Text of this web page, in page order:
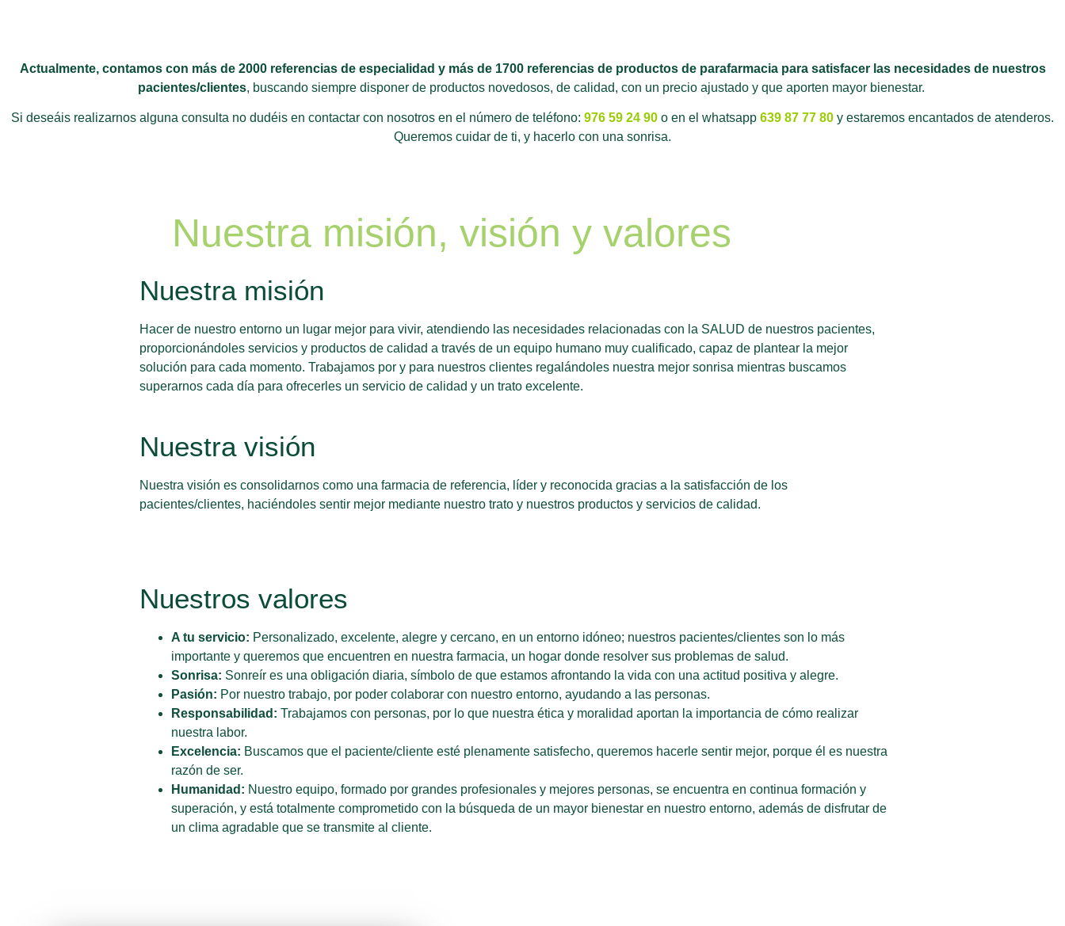
Actualmente, contamos con más de 2000 referencias de especialidad y más de 1700 referencias de productos de parafarmacia para satisfacer las necesidades de nuestros
pacientes/clientes, buscando siempre disponer de productos novedosos, de calidad, con un precio ajustado y que aporten mayor bienestar.
Si deseáis realizarnos alguna consulta no dudéis en contactar con nosotros en el número de teléfono: 976 59 24 90 o en el whatsapp 639 87 77 80 y estaremos encantados de atenderos.
Queremos cuidar de ti, y hacerlo con una sonrisa.
Nuestra misión, visión y valores
Nuestra misión
Hacer de nuestro entorno un lugar mejor para vivir, atendiendo las necesidades relacionadas con la SALUD de nuestros pacientes,
proporcionándoles servicios y productos de calidad a través de un equipo humano muy cualificado, capaz de plantear la mejor
solución para cada momento. Trabajamos por y para nuestros clientes regalándoles nuestra mejor sonrisa mientras buscamos
superarnos cada día para ofrecerles un servicio de calidad y un trato excelente.
Nuestra visión
Nuestra visión es consolidarnos como una farmacia de referencia, líder y reconocida gracias a la satisfacción de los
pacientes/clientes, haciéndoles sentir mejor mediante nuestro trato y nuestros productos y servicios de calidad.
Nuestros valores
A tu servicio: Personalizado, excelente, alegre y cercano, en un entorno idóneo; nuestros pacientes/clientes son lo más
importante y queremos que encuentren en nuestra farmacia, un hogar donde resolver sus problemas de salud.
Sonrisa: Sonreír es una obligación diaria, símbolo de que estamos afrontando la vida con una actitud positiva y alegre.
Pasión: Por nuestro trabajo, por poder colaborar con nuestro entorno, ayudando a las personas.
Responsabilidad: Trabajamos con personas, por lo que nuestra ética y moralidad aportan la importancia de cómo realizar
nuestra labor.
Excelencia: Buscamos que el paciente/cliente esté plenamente satisfecho, queremos hacerle sentir mejor, porque él es nuestra
razón de ser.
Humanidad: Nuestro equipo, formado por grandes profesionales y mejores personas, se encuentra en continua formación y
superación, y está totalmente comprometido con la búsqueda de un mayor bienestar en nuestro entorno, además de disfrutar de
un clima agradable que se transmite al cliente.